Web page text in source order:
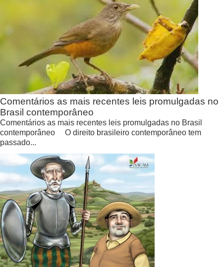
Comentários as mais recentes leis promulgadas no
Brasil contemporâneo
Comentários as mais recentes leis promulgadas no Brasil
contemporâneo O direito brasileiro contemporâneo tem
passado...